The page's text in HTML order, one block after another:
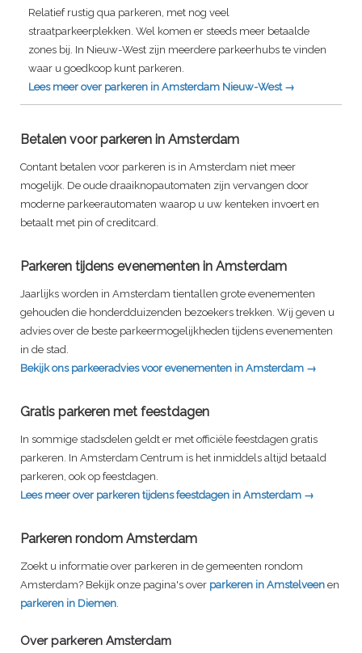
Relatief rustig qua parkeren, met nog veel
straatparkeerplekken. Wel komen er steeds meer betaalde
zones bij. In Nieuw-West zijn meerdere parkeerhubs te vinden
waar u goedkoop kunt parkeren.
Lees meer over parkeren in Amsterdam Nieuw-West →
Betalen voor parkeren in Amsterdam
Contant betalen voor parkeren is in Amsterdam niet meer
mogelijk. De oude draaiknopautomaten zijn vervangen door
moderne parkeerautomaten waarop u uw kenteken invoert en
betaalt met pin of creditcard.
Parkeren tijdens evenementen in Amsterdam
Jaarlijks worden in Amsterdam tientallen grote evenementen
gehouden die honderdduizenden bezoekers trekken. Wij geven u
advies over de beste parkeermogelijkheden tijdens evenementen
in de stad.
Bekijk ons parkeeradvies voor evenementen in Amsterdam →
Gratis parkeren met feestdagen
In sommige stadsdelen geldt er met officiële feestdagen gratis
parkeren. In Amsterdam Centrum is het inmiddels altijd betaald
parkeren, ook op feestdagen.
Lees meer over parkeren tijdens feestdagen in Amsterdam →
Parkeren rondom Amsterdam
Zoekt u informatie over parkeren in de gemeenten rondom
Amsterdam? Bekijk onze pagina's over parkeren in Amstelveen en
parkeren in Diemen
Over parkeren Amsterdam